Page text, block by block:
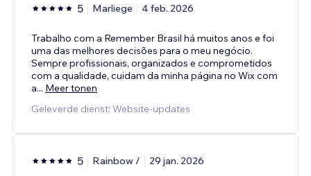
5 Marliege 4 feb. 2026
Trabalho com a Remember Brasil há muitos anos e foi
uma das melhores decisões para o meu negócio.
Sempre profissionais, organizados e comprometidos
com a qualidade, cuidam da minha página no Wix com
a... Meer tonen
Geleverde dienst: Website-updates
5 Rainbow / 29 jan. 2026